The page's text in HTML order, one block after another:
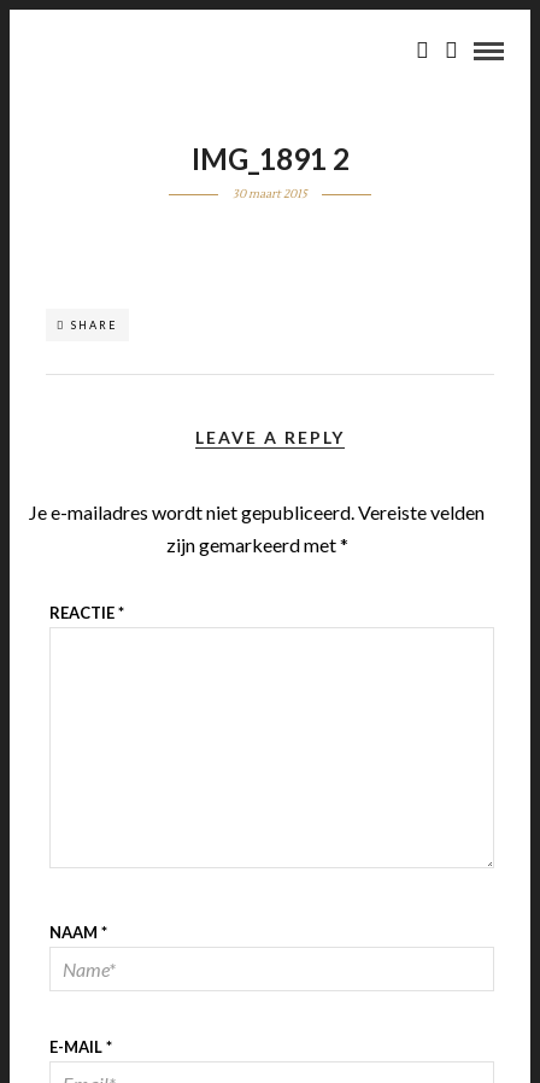
IMG_1891 2
30 maart 2015
SHARE
LEAVE A REPLY
Je e-mailadres wordt niet gepubliceerd.Vereiste velden
zijn gemarkeerd met*
REACTIE*
NAAM *
E-MAIL*